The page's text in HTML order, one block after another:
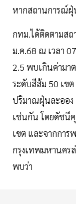
หากสถานการณ์ฝุ่
กทม.ได้ติดตามส
ม.ค.68 ณ เวลา
2.5 พบเกินค่ามา
ระดับสีส้ม 50 เข
ปริมาณฝุ่นละออง
เช่นกัน โดยดัชนี
เขต และจากกา
กรุงเทพมหานคร
พบว่า